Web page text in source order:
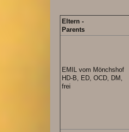
Eltern -
Parents
EMIL vom Mönchshof
HD-B, ED, OCD, DM,
frei